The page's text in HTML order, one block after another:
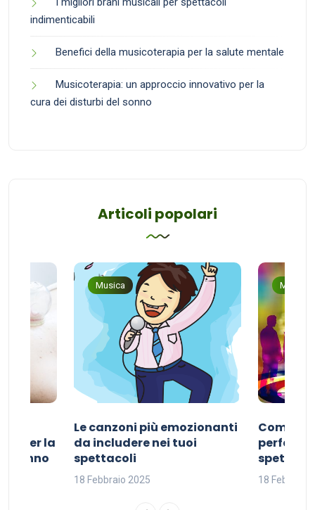
indimenticabili
Benefici della musicoterapia per la salute mentale
Musicoterapia: un approccio innovativo per la
cura dei disturbi del sonno
Articoli popolari
per la
sonno
Musica
Le canzoni più emozionanti
da includere nei tuoi
spettacoli
18 Febbraio 2025
Musica
Come
perfetta
18 Febbraio